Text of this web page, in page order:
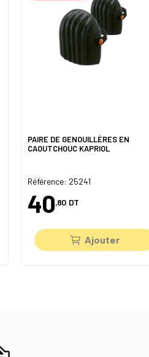
PAIRE DE GENOUILLÈRES EN
CAOUTCHOUC KAPRIOL
Référence: 25241
40,80 DT
Ajouter